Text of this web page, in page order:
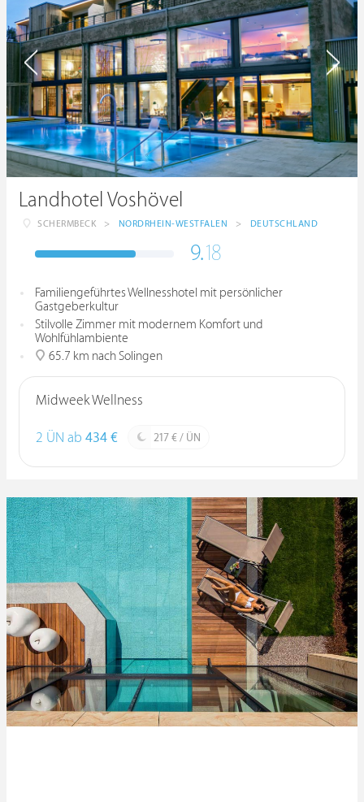
Landhotel Voshövel
SCHERMBECK > NORDRHEIN-WESTFALEN > DEUTSCHLAND
9.18
Familiengeführtes Wellnesshotel mit persönlicher
Gastgeberkultur
Stilvolle Zimmer mit modernem Komfort und
Wohlfühlambiente
65.7 km nach Solingen
Midweek Wellness
2 ÜN ab 434 € 217 € / ÜN